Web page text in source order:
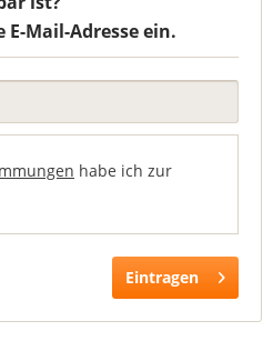
Mail-Adresse ein.
habe ich zur
Eintragen